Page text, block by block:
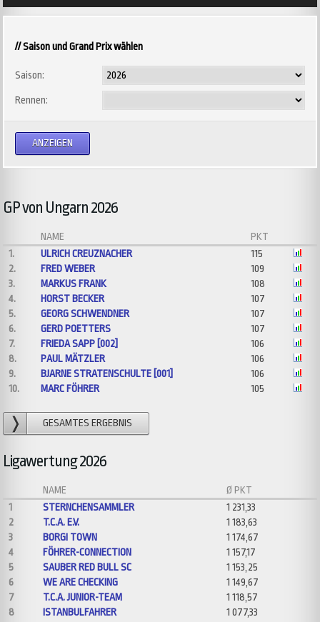
// Saison und Grand Prix wählen
Saison:
Rennen:
GP von Ungarn 2026
NAME
PKT
1.
ULRICH CREUZNACHER
115
2.
FRED WEBER
109
3.
MARKUS FRANK
108
4.
HORST BECKER
107
5.
GEORG SCHWENDNER
107
6.
GERD POETTERS
107
7.
FRIEDA SAPP [002]
106
8.
PAUL MÄTZLER
106
9.
BJARNE STRATENSCHULTE [001]
106
10.
MARC FÖHRER 105
GESAMTES ERGEBNIS
Ligawertung 2026
NAME
Ø PKT
1
STERNCHENSAMMLER
1 231,33
2
T.C.A. E.V.
1 183,63
3
BORGI TOWN
1 174,67
4
FÖHRER-CONNECTION
1 157,17
5
SAUBER RED BULL SC
1 153,25
6
WE ARE CHECKING
1 149,67
7
T.C.A. JUNIOR-TEAM
1 118,57
8
ISTANBULFAHRER
1 077,33